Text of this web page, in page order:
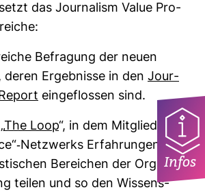
das Jour­na­lism Value Pro­
Befra­gung der neuen
deren Ergeb­nisse in den Jour­
ein­ge­flossen sind.
The Loop“, in dem Mit­glieder
​Netz­werks Erfah­rungen aus
Berei­chen der Orga­ni­
teilen und so den Wis­sens­
Infos